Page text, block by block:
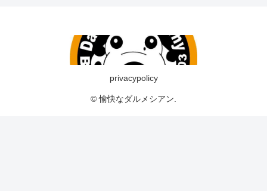
privacypolicy
© 愉快なダルメシアン.